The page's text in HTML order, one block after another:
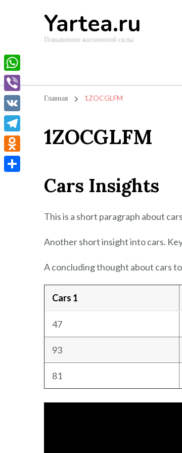
Yartea.ru
Повышение жизненной силы
Главная 1ZOCGLFM
1ZOCGLFM
Cars Insights
This is a short paragraph about
Another short insight into cars.
A concluding thought about cars
Cars 1
47
93
81
WhatsApp
Viber
VK
Telegram
Odnoklassniki
Отправить